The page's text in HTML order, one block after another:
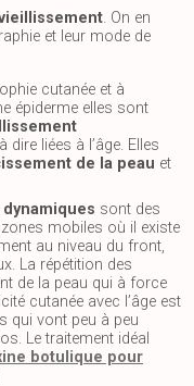
. On en
et leur mode de
cutanée et à
épiderme elles sont
dire liées à l’âge. Elles
de la peau et
sont des
mobiles où il existe
au niveau du front,
La répétition des
de la peau qui à force
cutanée avec l’âge est
qui vont peu à peu
Le traitement idéal
botulique pour